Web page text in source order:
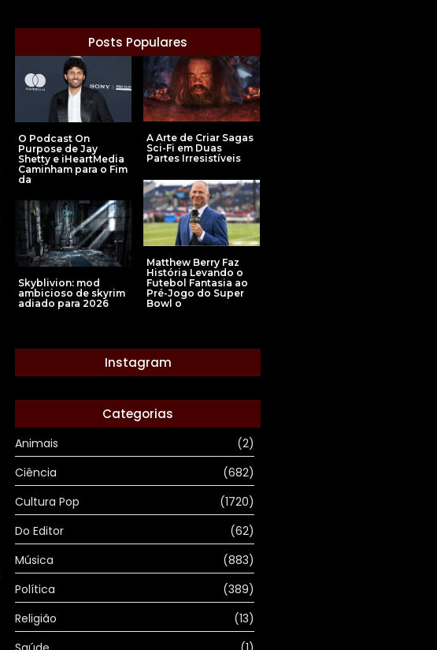
Posts Populares
O Podcast On
Purpose de Jay
Shetty e iHeartMedia
Caminham para o Fim
da
A Arte de Criar Sagas
Sci-Fi em Duas
Partes Irresistíveis
Matthew Berry Faz
História Levando o
Futebol Fantasia ao
Pré-Jogo do Super
Bowl o
Skyblivion: mod
ambicioso de skyrim
adiado para 2026
Instagram
Categorias
Animais
(2)
Ciência
(682)
Cultura Pop
(1720)
Do Editor
(62)
Música
(883)
Política
(389)
Religião
(13)